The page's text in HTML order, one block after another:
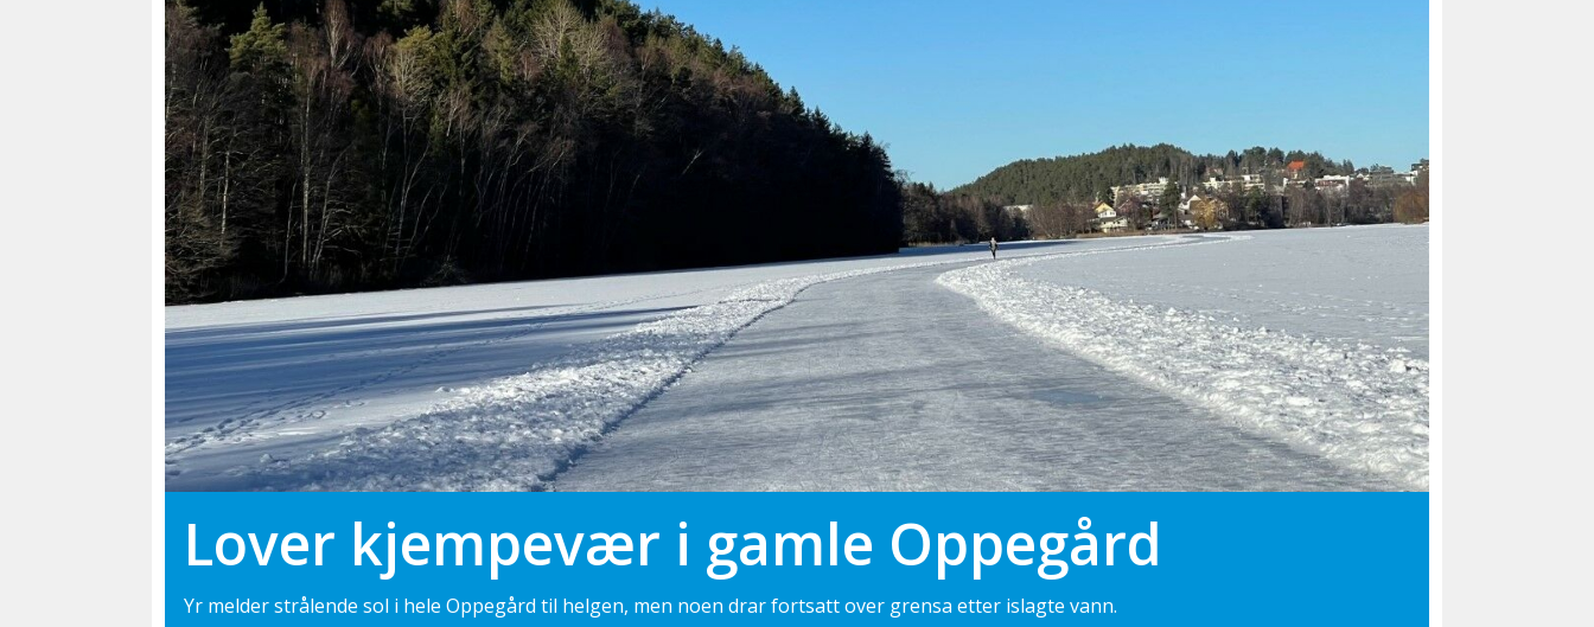
Lover kjempevær i gamle Oppegård
Yr melder strålende sol i hele Oppegård til helgen, men noen drar fortsatt over grensa etter islagte vann.